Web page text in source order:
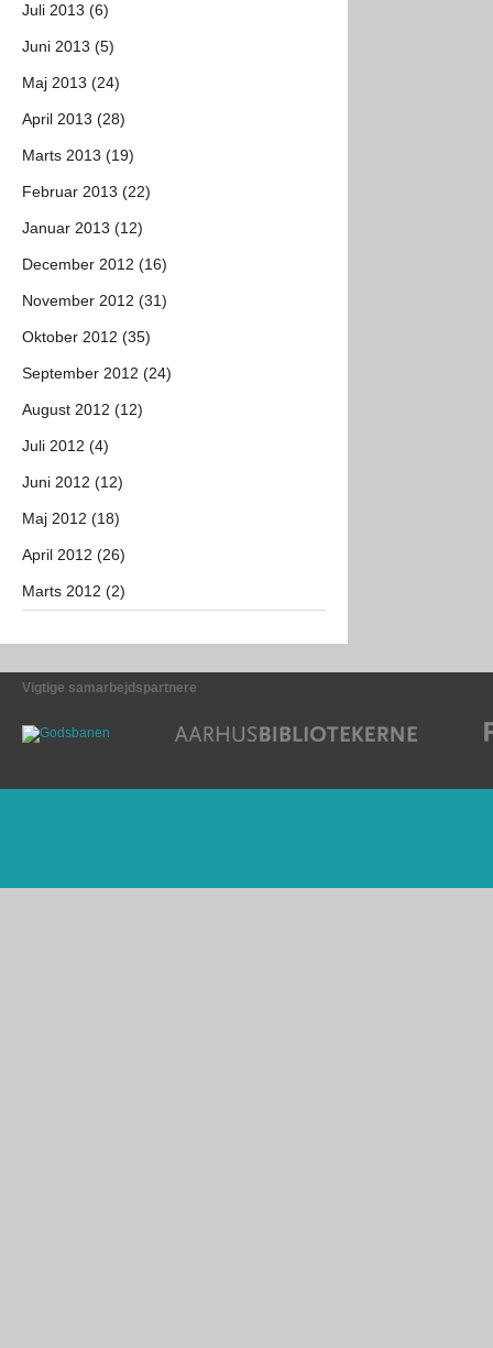
Juli 2013 (6)
Juni 2013 (5)
Maj 2013 (24)
April 2013 (28)
Marts 2013 (19)
Februar 2013 (22)
Januar 2013 (12)
December 2012 (16)
November 2012 (31)
Oktober 2012 (35)
September 2012 (24)
August 2012 (12)
Juli 2012 (4)
Juni 2012 (12)
Maj 2012 (18)
April 2012 (26)
Marts 2012 (2)
Vigtige samarbejdspartnere